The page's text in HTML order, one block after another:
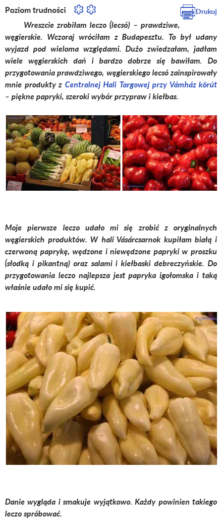
Drukuj
Poziom trudności
Wreszcie zrobiłam leczo (lecsó) – prawdziwe,
węgierskie. Wczoraj wróciłam z Budapesztu. To był udany
wyjazd pod wieloma względami. Dużo zwiedzałam, jadłam
wiele węgierskich dań i bardzo dobrze się bawiłam. Do
przygotowania prawdziwego, węgierskiego lecsó zainspirowały
mnie produkty z Centralnej Hali Targowej przy Vámház körút
– piękne papryki, szeroki wybór przypraw i kiełbas.
Mojepierwsze leczo udało mi się zrobić z oryginalnych
węgierskich produktów. W hali Vásárcsarnok kupiłam białą i
czerwoną paprykę, wędzone i niewędzone papryki w proszku
(słodką i pikantną) oraz salami i kiełbaski debreczyńskie. Do
przygotowania leczo najlepsza jest papryka igołomska i taką
właśnie udało mi się kupić.
Danie wygląda i smakuje wyjątkowo. Każdy powinien takiego
leczo spróbować.